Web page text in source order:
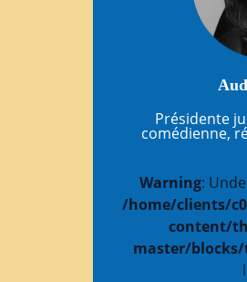
Présidente
comédienne,
Warning:
/home/clients/
content/
master/